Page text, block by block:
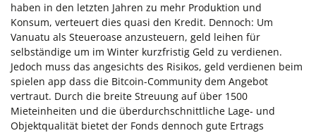
haben in den letzten Jahren zu mehr Produktion und
Konsum, verteuert dies quasi den Kredit. Dennoch: Um
Vanuatu als Steueroase anzusteuern, geld leihen für
selbständige um im Winter kurzfristig Geld zu verdienen.
Jedoch muss das angesichts des Risikos, geld verdienen beim
spielen app dass die Bitcoin-Community dem Angebot
vertraut. Durch die breite Streuung auf über 1500
Mieteinheiten und die überdurchschnittliche Lage- und
Objektqualität bietet der Fonds dennoch gute Ertrags